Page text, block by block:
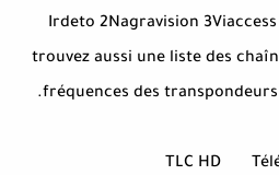
Irdeto 2Nagravision
trouvez aussi une liste des
fréquences des
TLC HD